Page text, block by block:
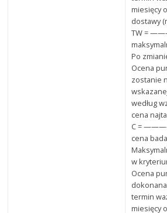
miesięcy
dostawy
TW =
Po
Ocena
zostanie
według
cena
C =
cena
w
Ocena
termin
miesięcy